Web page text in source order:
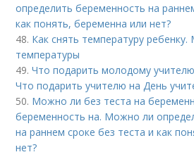
определить беременность на
как понять, беременна или нет?
48. Как снять температуру
температуры
49.Что подарить молодому
Что подарить учителю на День
50. Можно ли без теста на
беременность на. Можно ли
на раннем сроке без теста и как
нет?